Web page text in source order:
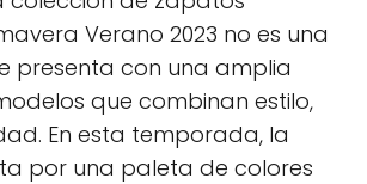
Verano 2023 no es una
presenta con una amplia
que combinan estilo,
En esta temporada, la
por una paleta de colores